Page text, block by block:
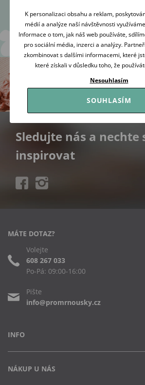
Přihlásit se
Souhlasím sezpracováním osobních údajů
newsletteru.
Sledujte nás a nechte
inspirovat
INFO
Často kladené dotazy
NÁKUP U NÁS
MÁTE DOTAZ?
Volejte
608 267 033
Po-Pá: 09:00-16:00
Pište
info@promrnousky.cz
K personalizaci obsahu a reklam,
médií a analýze naší návštěvnosti
Informace o tom, jak náš web používáte,
pro sociální média, inzerci a analýzy.
zkombinovat s dalšími informacemi, které
které získali v důsledku toho, že
Nesouhlasím
SOUHLASÍM